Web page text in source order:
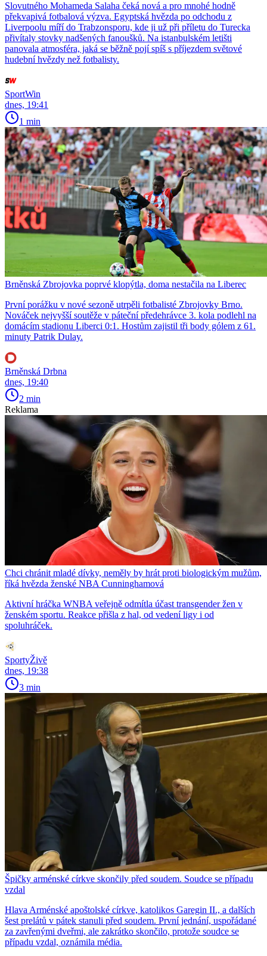
Slovutného Mohameda Salaha čeká nová a pro mnohé hodně
překvapivá fotbalová výzva. Egyptská hvězda po odchodu z
Liverpoolu míří do Trabzonsporu, kde ji už při příletu do Turecka
přivítaly stovky nadšených fanoušků. Na istanbulském letišti
panovala atmosféra, jaká se běžně pojí spíš s příjezdem světové
hudební hvězdy než fotbalisty.
SportWin
dnes, 19:41
1 min
Brněnská Zbrojovka poprvé klopýtla, doma nestačila na Liberec
První porážku v nové sezoně utrpěli fotbalisté Zbrojovky Brno.
Nováček nejvyšší soutěže v páteční předehrávce 3. kola podlehl na
domácím stadionu Liberci 0:1. Hostům zajistil tři body gólem z 61.
minuty Patrik Dulay.
Brněnská Drbna
dnes, 19:40
2 min
Reklama
Chci chránit mladé dívky, neměly by hrát proti biologickým mužům,
říká hvězda ženské NBA Cunninghamová
Aktivní hráčka WNBA veřejně odmítla účast transgender žen v
ženském sportu. Reakce přišla z hal, od vedení ligy i od
spoluhráček.
SportyŽivě
dnes, 19:38
3 min
Špičky arménské církve skončily před soudem. Soudce se případu
vzdal
Hlava Arménské apoštolské církve, katolikos Garegin II., a dalších
šest prelátů v pátek stanuli před soudem. První jednání, uspořádané
za zavřenými dveřmi, ale zakrátko skončilo, protože soudce se
případu vzdal, oznámila média.